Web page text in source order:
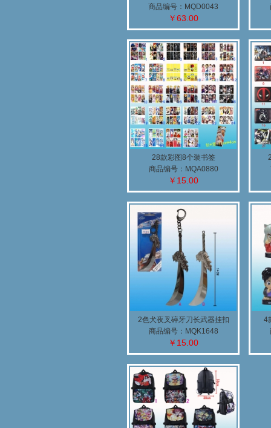
温杯(B)
商品编号：MQD0043
￥63.00
28款彩图8个装书签
商品编号：MQA0880
￥15.00
2色犬夜叉碎牙刀长武器挂扣
商品编号：MQK1648
￥15.00
4